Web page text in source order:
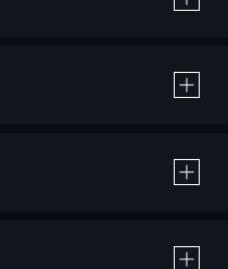
済による作品の購入 / レンタルです。